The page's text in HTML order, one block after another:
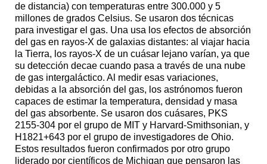
de distancia) con temperaturas entre 300.000 y 5
millones de grados Celsius. Se usaron dos técnicas
para investigar el gas. Una usa los efectos de absorción
del gas en rayos-X de galaxias distantes: al viajar hacia
la Tierra, los rayos-X de un cuásar lejano varían, ya que
su detección decae cuando pasa a través de una nube
de gas intergaláctico. Al medir esas variaciones,
debidas a la absorción del gas, los astrónomos fueron
capaces de estimar la temperatura, densidad y masa
del gas absorbente. Se usaron dos cuásares, PKS
2155-304 por el grupo de MIT y Harvard-Smithsonian, y
H1821+643 por el grupo de investigadores de Ohio.
Estos resultados fueron confirmados por otro grupo
liderado por científicos de Michigan que pensaron las